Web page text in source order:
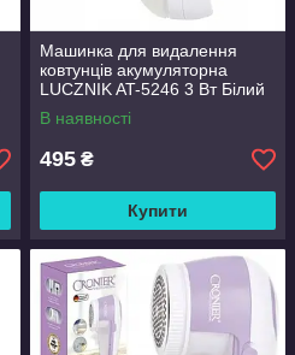
Машинка для видалення
ковтунців акумуляторна
LUCZNIK AT-5246 3 Вт Білий
В наявності
495 ₴
Купити